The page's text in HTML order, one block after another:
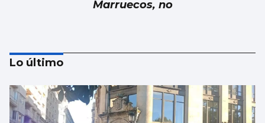
Marruecos, no
Luis Carlos de la Peña
Lo último